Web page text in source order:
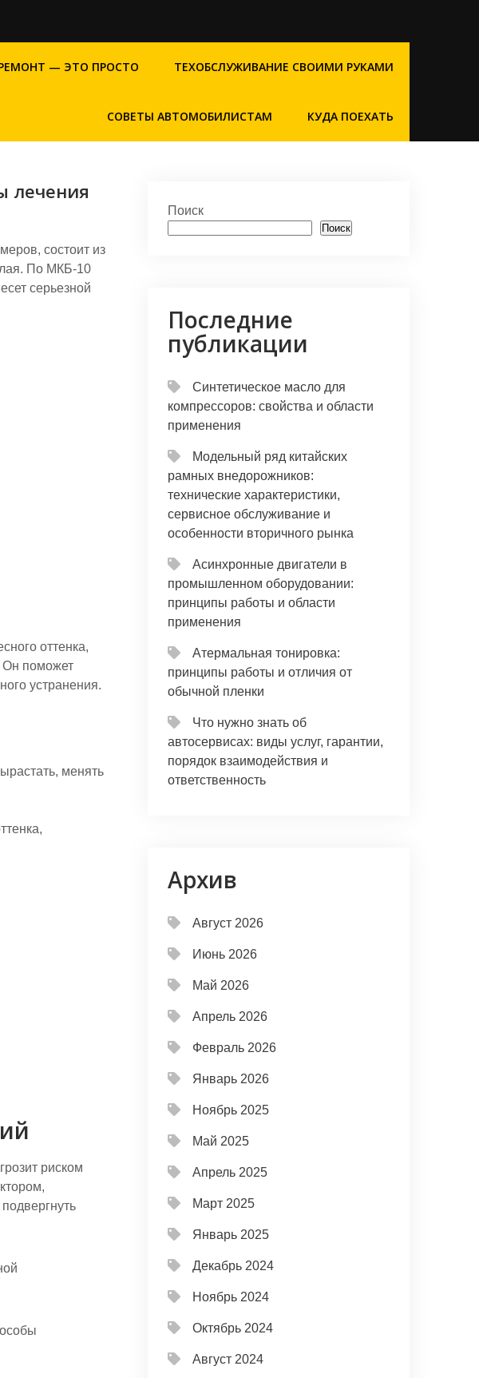
— ЭТО ПРОСТО ТЕХОБСЛУЖИВАНИЕ СВОИМИ РУКАМИ
СОВЕТЫ АВТОМОБИЛИСТАМ КУДА ПОЕХАТЬ
лечения
состоит из
По МКБ-10
серьезной
оттенка,
Он поможет
устранения.
менять
риском
Поиск
Поиск
Последние
публикации
Синтетическое масло для
компрессоров: свойства и области
применения
Модельный ряд китайских
рамных внедорожников:
технические характеристики,
сервисное обслуживание и
особенности вторичного рынка
Асинхронные двигатели в
промышленном оборудовании:
принципы работы и области
применения
Атермальная тонировка:
принципы работы и отличия от
обычной пленки
Что нужно знать об
автосервисах: виды услуг, гарантии,
порядок взаимодействия и
ответственность
Архив
Август 2026
Июнь 2026
Май 2026
Апрель 2026
Февраль 2026
Январь 2026
Ноябрь 2025
Май 2025
Апрель 2025
Март 2025
Январь 2025
Декабрь 2024
Ноябрь 2024
Октябрь 2024
Август 2024